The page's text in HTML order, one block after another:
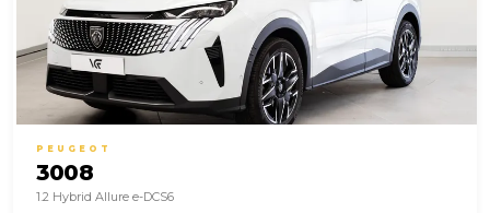
PEUGEOT
3008
1.2 Hybrid Allure e-DCS6